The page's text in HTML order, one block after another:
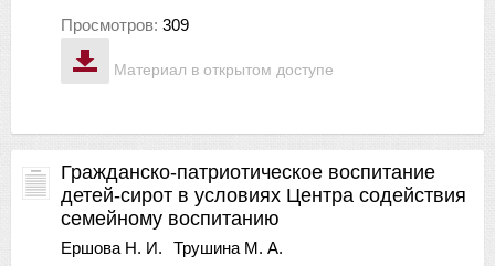
Материал в открытом доступе
Просмотров: 309
Гражданско-патриотическое воспитание
детей-сирот в условиях Центра содействия
семейному воспитанию
Ершова Н. И.
Трушина М. А.